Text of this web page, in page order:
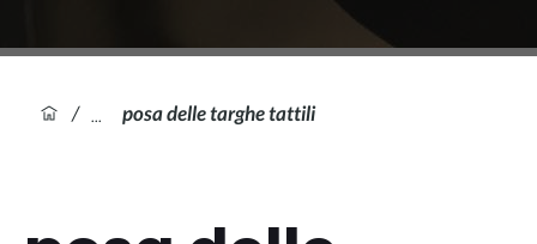
/ posa delle targhe tattili